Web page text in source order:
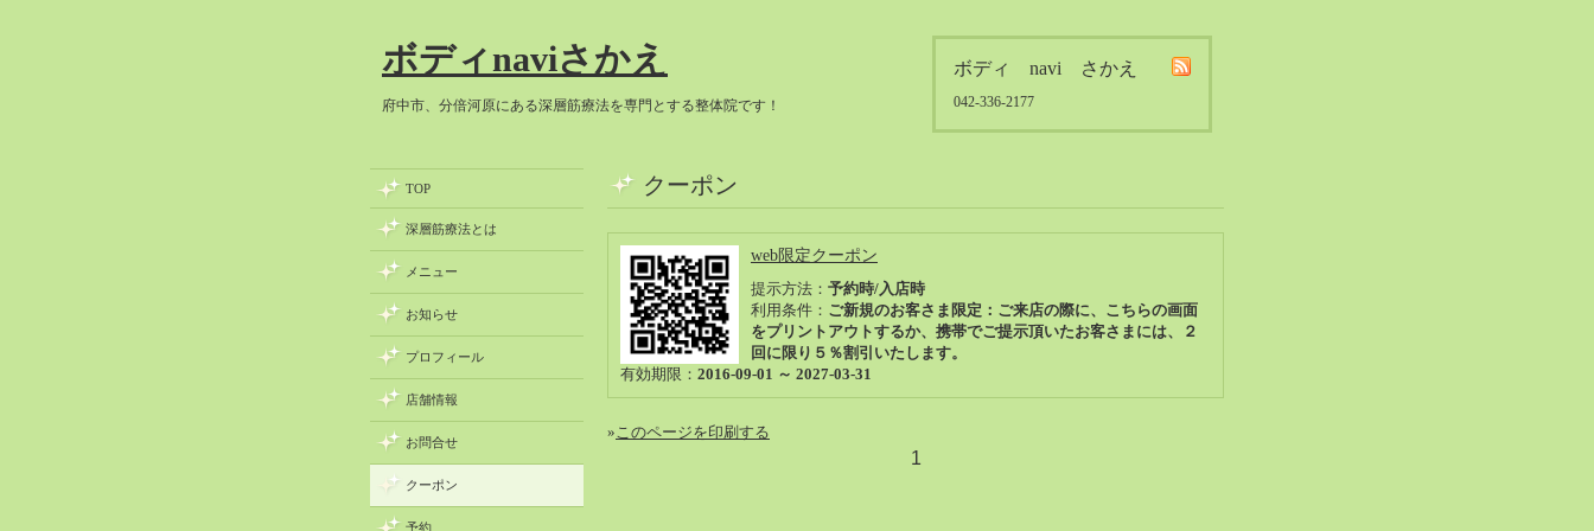
ボディ navi さかえ
042-336-2177
ボディnaviさかえ
府中市、分倍河原にある深層筋療法を専門とする整体院です！
クーポン
web限定クーポン
提示方法： 予約時/入店時
利用条件： ご新規のお客さま限定：ご来店の際に、こちらの画面
をプリントアウトするか、携帯でご提示頂いたお客さまには、２
回に限り５％割引いたします。
有効期限： 2016-09-01 ～ 2027-03-31
»このページを印刷する
1
TOP
深層筋療法とは
メニュー
お知らせ
プロフィール
店舗情報
お問合せ
クーポン
予約